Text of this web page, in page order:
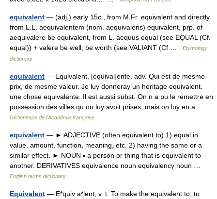
equivalent — (adj.) early 15c., from M.Fr. equivalent and directly
from L.L. aequivalentem (nom. aequivalens) equivalent, prp. of
aequivalere be equivalent, from L. aequus equal (see EQUAL (Cf.
equal)) + valere be well, be worth (see VALIANT (Cf …
Etymology
dictionary
equivalent — Equivalent, [equival]ente. adv. Qui est de mesme
prix, de mesme valeur. Je luy donneray un heritage equivalent.
une chose equivalente. Il est aussi subst. On n a pu le remettre en
possession des villes qu on luy avoit prises, mais on luy en a… …
Dictionnaire de l'Académie française
equivalent — ► ADJECTIVE (often equivalent to) 1) equal in
value, amount, function, meaning, etc. 2) having the same or a
similar effect. ► NOUN ▪ a person or thing that is equivalent to
another. DERIVATIVES equivalence noun equivalency noun …
English terms dictionary
Equivalent — E*quiv a*lent, v. t. To make the equivalent to; to